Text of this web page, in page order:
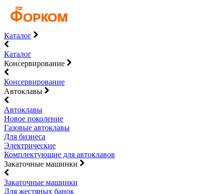
Каталог
Каталог
Консервирование
Консервирование
Автоклавы
Автоклавы
Новое поколение
Газовые автоклавы
Для бизнеса
Электрические
Комплектующие для автоклавов
Закаточные машинки
Закаточные машинки
Для жестяных банок